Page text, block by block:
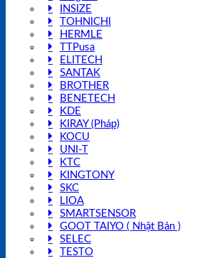
INSIZE
TOHNICHI
HERMLE
TTPusa
ELITECH
SANTAK
BROTHER
BENETECH
KDE
KIRAY (Pháp)
KOCU
UNI-T
KTC
KINGTONY
SKC
LIOA
SMARTSENSOR
GOOT TAIYO ( Nhật Bản )
SELEC
TESTO